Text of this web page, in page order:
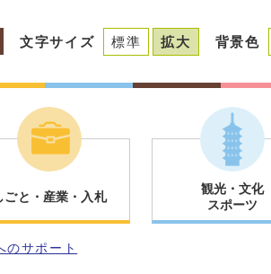
文字サイズ 標準 拡大 背景色
ごと・産業・入札
観光・文化
スポーツ
のサポート